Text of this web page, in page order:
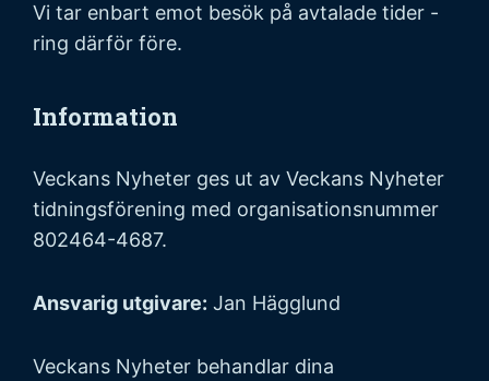
Vi tar enbart emot besök på avtalade tider -
ring därför före.
Information
Veckans Nyheter ges ut av Veckans Nyheter
tidningsförening med organisationsnummer
802464-4687.
Ansvarig utgivare: Jan Hägglund
Veckans Nyheter behandlar dina